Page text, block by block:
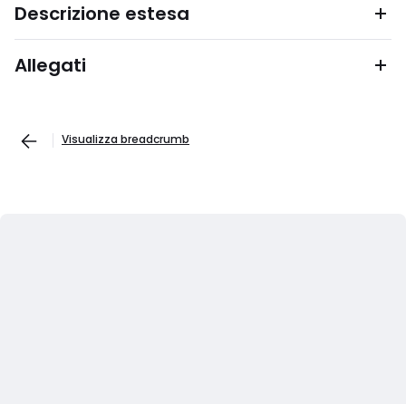
Descrizione estesa
Allegati
Visualizza breadcrumb